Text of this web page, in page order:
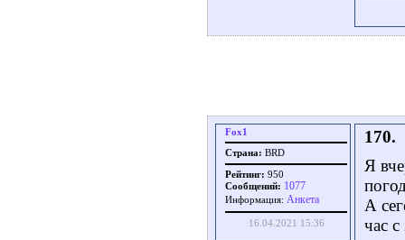
Fox1
Страна: BRD
Рейтинг: 950
Сообщений: 1077
Информация: Aнкета
16.04.2021 15:36
170.
Я
А
час